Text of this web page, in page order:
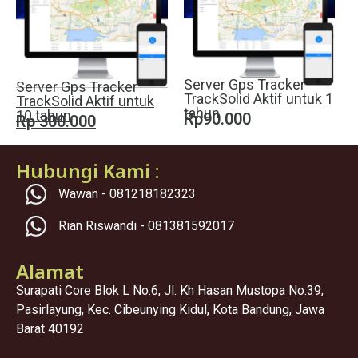
Server Gps Tracker
TrackSolid Aktif untuk
10 tahun
Rp 300.000
Server Gps Tracker
TrackSolid Aktif untuk 1
tahun
Rp90.000
Hubungi Kami :
Wawan - 081218182323
Rian Riswandi - 081381592017
Alamat
Surapati Core Blok L No.6, Jl. Kh Hasan Mustopa No.39,
Pasirlayung, Kec. Cibeunying Kidul, Kota Bandung, Jawa
Barat 40192